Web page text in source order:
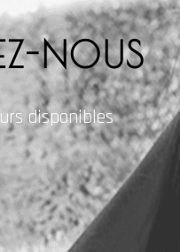
NOUS
disponibles